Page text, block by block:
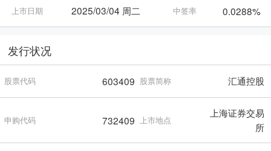
上市日期 2025/03/04 周二 中签率 0.0288%
发行状况
股票代码 603409 股票简称 汇通控股
申购代码 732409 上市地点
上海证券交易
所